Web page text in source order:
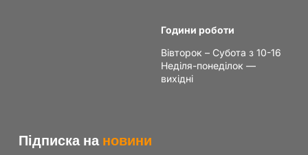
Години роботи
Вівторок – Субота з 10-16
Неділя-понеділок —
вихідні
Підписка на новини